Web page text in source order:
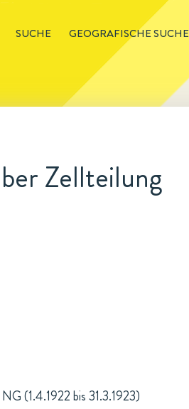
SUCHE GEOGRAFISCHE SUCHE
Zellteilung
(1.4.1922 bis 31.3.1923)